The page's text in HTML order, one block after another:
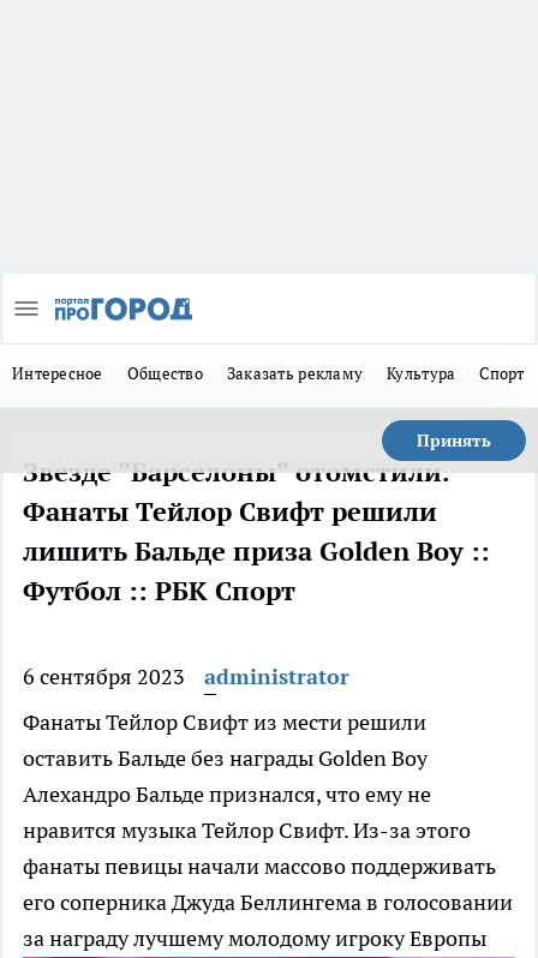
Интересное Общество Заказать рекламу Культура Спорт
Принять
Звезде "Барселоны" отомстили.
Фанаты Тейлор Свифт решили
лишить Бальде приза Golden Boy ::
Футбол :: РБК Спорт
6 сентября 2023
administrator
Фанаты Тейлор Свифт из мести решили
оставить Бальде без награды Golden Boy
Алехандро Бальде признался, что ему не
нравится музыка Тейлор Свифт. Из-за этого
фанаты певицы начали массово поддерживать
его соперника Джуда Беллингема в голосовании
за награду лучшему молодому игроку Европы